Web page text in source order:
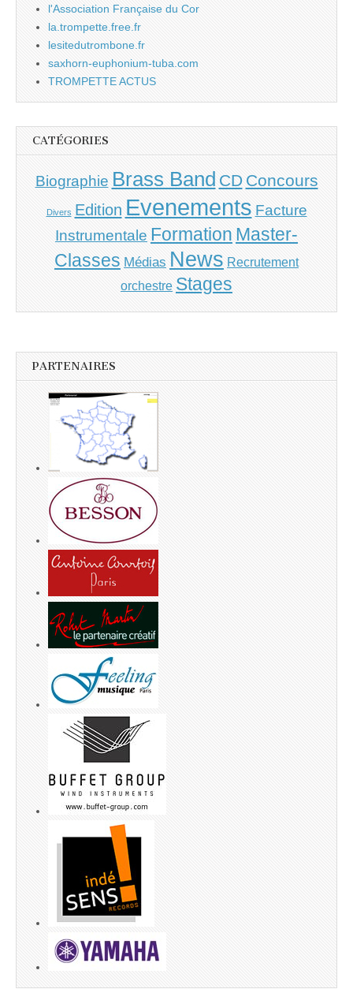
l'Association Française du Cor
la.trompette.free.fr
lesitedutrombone.fr
saxhorn-euphonium-tuba.com
TROMPETTE ACTUS
CATÉGORIES
Biographie Brass Band CD Concours
Divers Edition Evenements Facture
Instrumentale Formation Master-
Classes Médias News Recrutement
orchestre Stages
PARTENAIRES